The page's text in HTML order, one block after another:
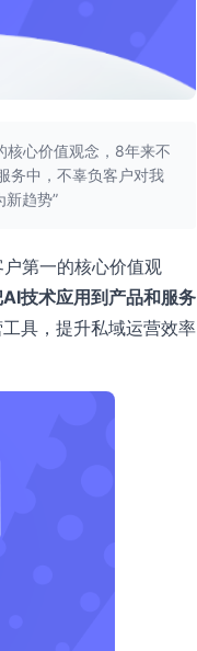
核心价值观念，8年来不
务中，不辜负客户对我
趋势”
第一的核心价值观
技术应用到产品和服务
具，提升私域运营效率